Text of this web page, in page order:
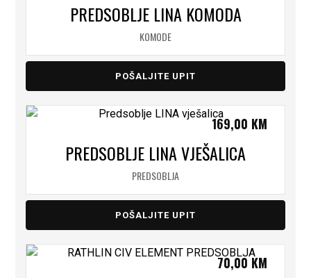
PREDSOBLJE LINA KOMODA
KOMODE
POŠALJITE UPIT
PREDSOBLJE LINA VJEŠALICA
PREDSOBLJA
169,00 KM
POŠALJITE UPIT
70,00KM